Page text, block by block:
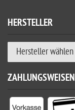
HERSTELLER
Hersteller wählen
ZAHLUNGSWEISEN